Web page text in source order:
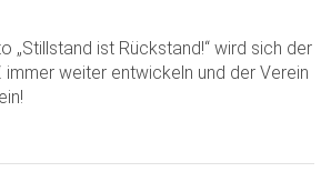
„Stillstand ist Rückstand!“ wird sich der
immer weiter entwickeln und der Verein